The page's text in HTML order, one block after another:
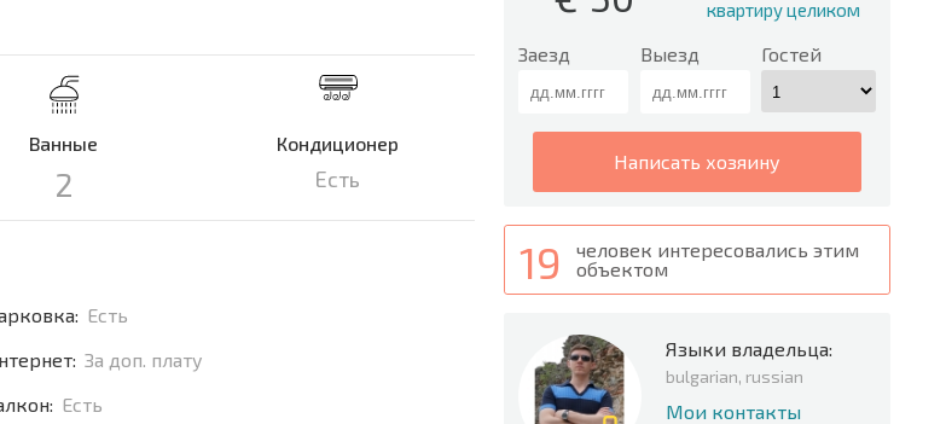
квартиру целиком
Заезд Выезд Гостей
написать хозяину
19
человек интересовались этим
объектом
Языки владельца:
bulgarian, russian
Мои контакты
Ванные
2
Кондиционер
Есть
Есть
За доп. плату
Есть